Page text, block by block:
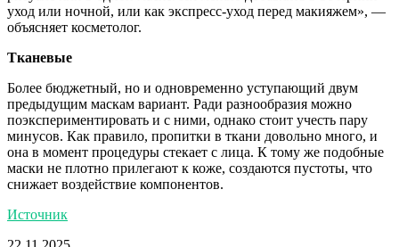
уход или ночной, или как экспресс-уход перед макияжем», —
объясняет косметолог.
Тканевые
Более бюджетный, но и одновременно уступающий двум
предыдущим маскам вариант. Ради разнообразия можно
поэкспериментировать и с ними, однако стоит учесть пару
минусов. Как правило, пропитки в ткани довольно много, и
она в момент процедуры стекает с лица. К тому же подобные
маски не плотно прилегают к коже, создаются пустоты, что
снижает воздействие компонентов.
Источник